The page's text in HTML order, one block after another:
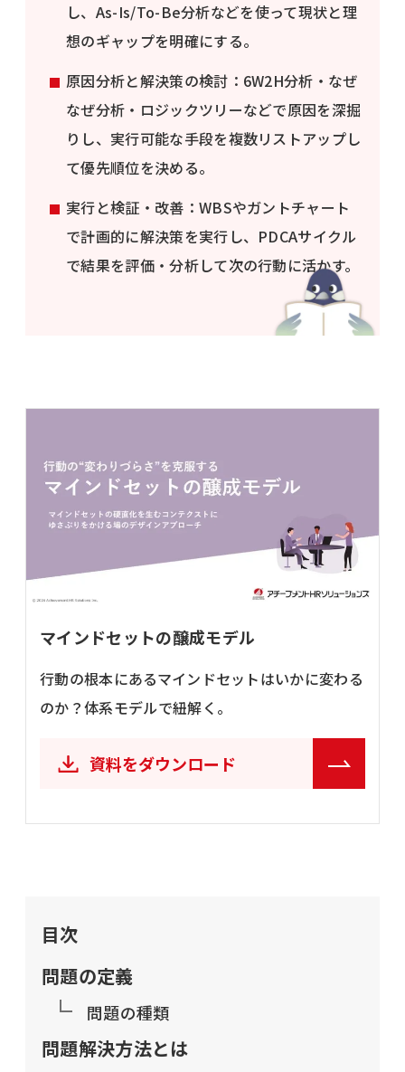
し、As-Is/To-Be分析などを使って現状と理
想のギャップを明確にする。
原因分析と解決策の検討：6W2H分析・なぜ
なぜ分析・ロジックツリーなどで原因を深掘
りし、実行可能な手段を複数リストアップし
て優先順位を決める。
実行と検証・改善：WBSやガントチャート
で計画的に解決策を実行し、PDCAサイクル
で結果を評価・分析して次の行動に活かす。
マインドセットの醸成モデル
行動の根本にあるマインドセットはいかに変わる
のか？体系モデルで紐解く。
資料をダウンロード
目次
問題の定義
問題の種類
問題解決方法とは